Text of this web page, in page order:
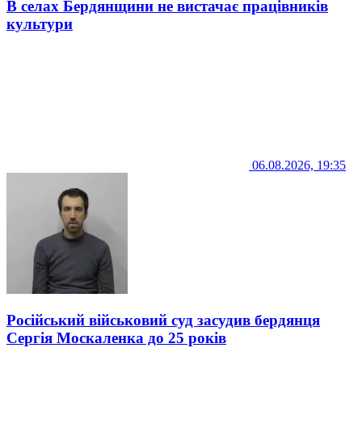
В селах Бердянщини не вистачає працівників
культури
06.08.2026, 19:35
Російський військовий суд засудив бердянця
Сергія Москаленка до 25 років